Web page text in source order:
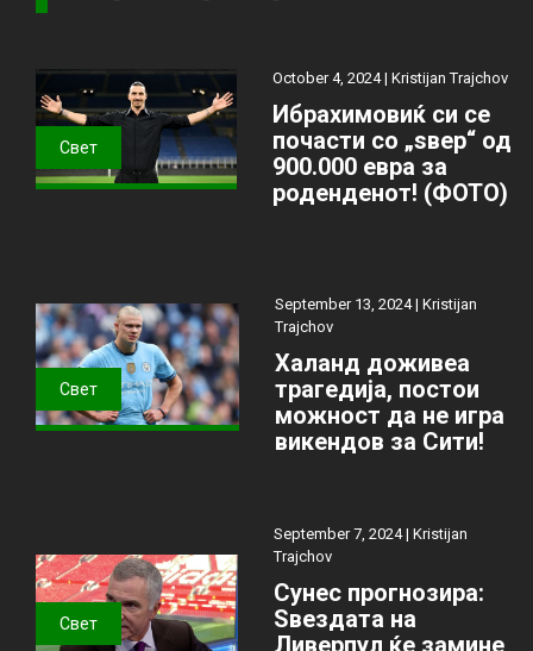
Свет
October 4, 2024 |Kristijan Trajchov
Ибрахимовиќ си се
почасти со „ѕвер“ од
900.000 евра за
роденденот! (ФОТО)
Свет
September 13, 2024 | Kristijan
Trajchov
Халанд доживеа
трагедија, постои
можност да не игра
викендов за Сити!
Свет
September 7, 2024 | Kristijan
Trajchov
Сунес прогнозира:
Ѕвездата на
Ливерпул ќе замине